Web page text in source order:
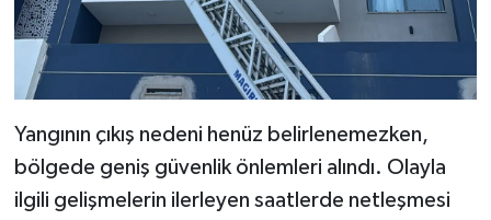
Yangının çıkış nedeni henüz belirlenemezken,
bölgede geniş güvenlik önlemleri alındı. Olayla
ilgili gelişmelerin ilerleyen saatlerde netleşmesi